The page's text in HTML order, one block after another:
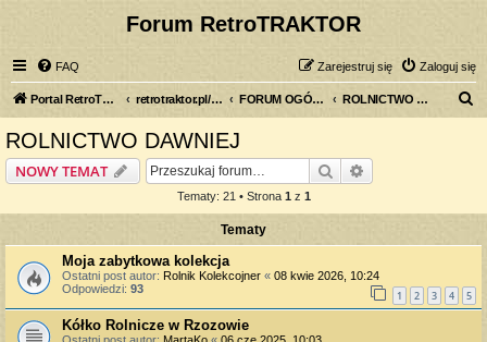
Forum RetroTRAKTOR
FAQ Zaloguj się
Zarejestruj się
Portal RetroTRAKTOR.pl retrotraktor.pl/forum FORUM OGÓLNE ROLNICTWO DAWNIEJ
ROLNICTWO DAWNIEJ
NOWY TEMAT Szukaj
Tematy: 21 • Strona 1 z 1
Tematy
Moja zabytkowa kolekcja
Ostatni post autor: Rolnik Kolekcojner « 08 kwie 2026, 10:24
Odpowiedzi: 93 1 2 3 4 5
Kółko Rolnicze w Rzozowie